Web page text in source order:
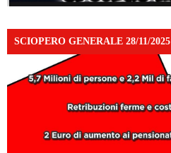
SCIOPERO GENERALE 28/11/2025